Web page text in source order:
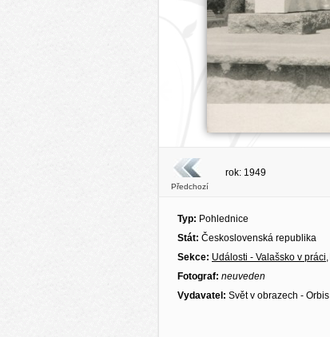
Předchozí
rok: 1949
Typ: Pohlednice
Stát: Československá republika
Sekce: Události - Valašsko v práci,
Fotograf: neuveden
Vydavatel: Svět v obrazech - Orbis